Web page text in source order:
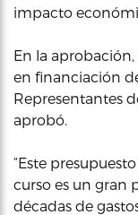
impacto
En la
en financiación
Representantes
aprobó.
“Este
curso es un gran
décadas de